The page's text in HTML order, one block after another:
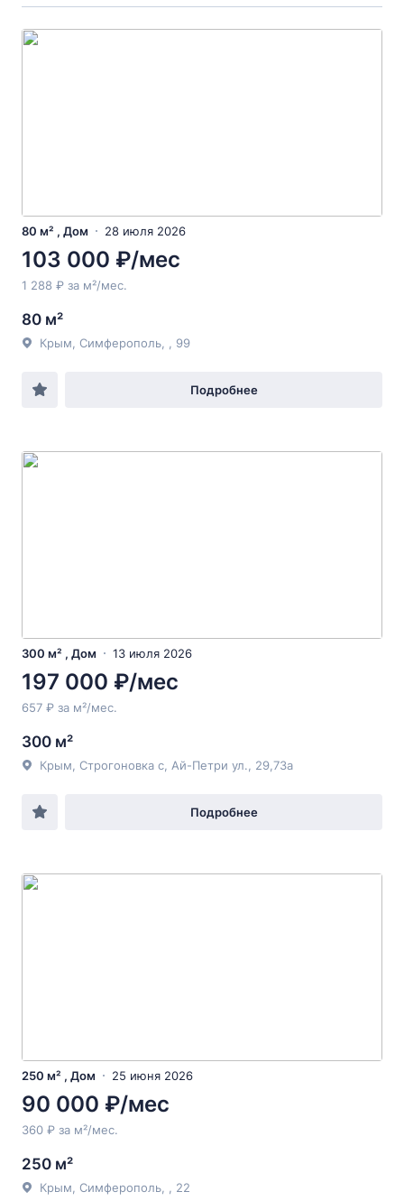
80 м² , Дом 28 июля 2026
103 000 ₽/мес
1 288 ₽ за м²/мес.
80 м²
Крым, Симферополь, , 99
Подробнее
300 м² , Дом 13 июля 2026
197 000 ₽/мес
657 ₽ за м²/мес.
300 м²
Крым, Строгоновка с, Ай-Петри ул., 29,73а
Подробнее
250 м² , Дом 25 июня 2026
90 000 ₽/мес
360 ₽ за м²/мес.
250 м²
Крым, Симферополь, , 22